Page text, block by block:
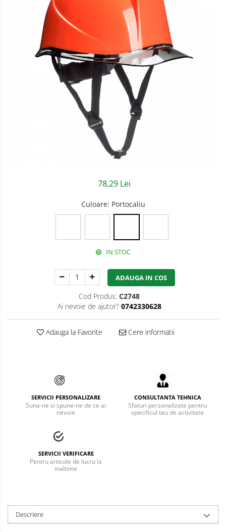
Jachete/Bluze Salopeta
Pantaloni cu pieptar
Pantaloni de lucru
Pantaloni scurti
Pelerine de ploaie
Opritoare de cadere
Puncte de ancorare
Pantofi de protectie
Sandale de protectie
Bocanci de protectie
Cizme de protectie
Incaltaminte alba de protectie
Pantofi fara protectie
Protectie chimica
Semnalizare rutiera
78,29 Lei
Culoare: Portocaliu
IN STOC
ADAUGA IN COS
Cod Produs: C2748
Ai nevoie de ajutor? 0742330628
Adauga la Favorite Cere informatii
SERVICII PERSONALIZARE
Suna-ne si spune-ne de ce ai
nevoie
CONSULTANTA TEHNICA
Sfaturi personalizate pentru
specificul tau de activitate
SERVICII VERIFICARE
Pentru articole de lucru la
inaltime
Descriere